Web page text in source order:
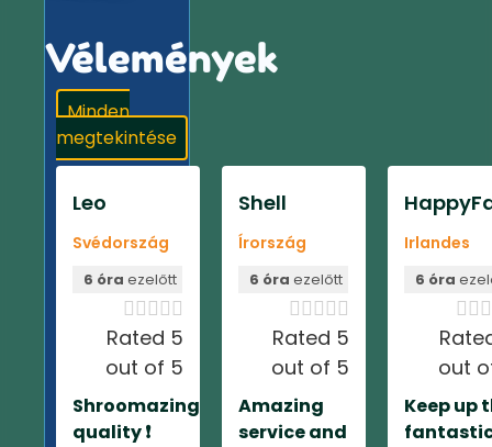
Vélemények
Minden
megtekintése
Leo
Svédország
6 óra ezelőtt

Rated 5
out of 5
Shroomazing
quality ❗️
Shell
Írország
6 óra ezelőtt

Rated 5
out of 5
Amazing
service and
Irlandes
6 óra

out
Keep up